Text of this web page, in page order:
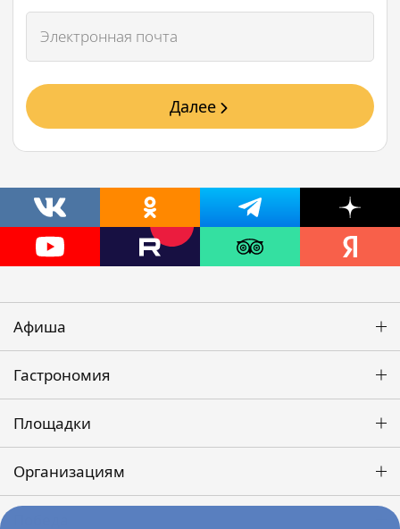
Далее
Афиша
Гастрономия
Площадки
Организациям